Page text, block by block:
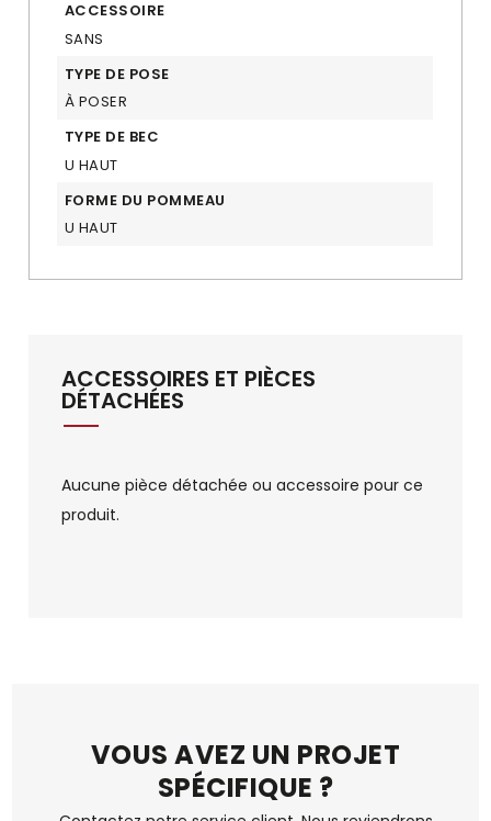
ACCESSOIRE
SANS
TYPE DE POSE
À POSER
TYPE DE BEC
U HAUT
FORME DU POMMEAU
U HAUT
ACCESSOIRES ET PIÈCES
DÉTACHÉES
Aucune pièce détachée ou accessoire pour ce
produit.
VOUS AVEZ UN PROJET
SPÉCIFIQUE ?